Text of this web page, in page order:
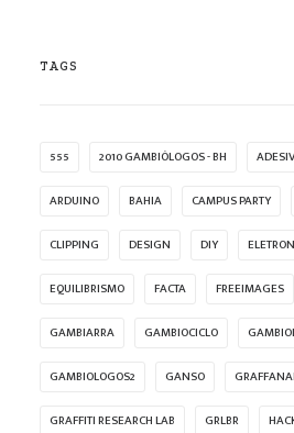
TAGS
555 2010 GAMBIÓLOGOS - BH
ARDUINO BAHIA CAMPUS PARTY
CLIPPING DESIGN DIY
EQUILIBRISMO FACTA FREEIMAGES
GAMBIARRA GAMBIOCICLO
GAMBIOLOGOS2 GANSO
GRAFFITI RESEARCH LAB GRLBR